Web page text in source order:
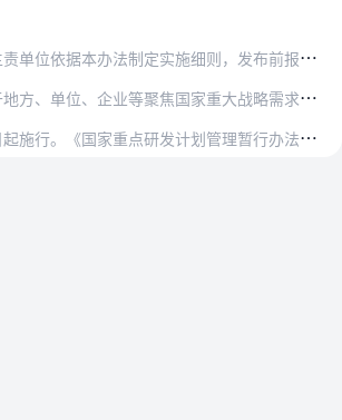
本办法制定实施细则，发布前报科技部、财政部进行制度一致性审查并备案。管理要求另有规定的重点专项，按有关规定执行。
位、企业等聚焦国家重大战略需求布局的研发任务，可按有关程序纳入国家重点研发计划管理。具体办法另行规定。
本
办法自发布之日起施行。《国家重点研发计划管理暂行办法》（国科发资〔2017〕152号）同时废止。